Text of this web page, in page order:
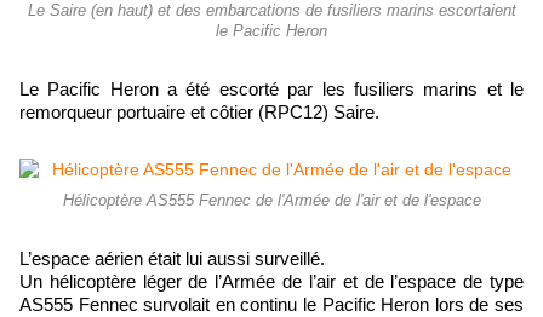
Le Saire (en haut) et des embarcations de fusiliers marins escortaient
le Pacific Heron
Le Pacific Heron a été escorté par les fusiliers marins et le
remorqueur portuaire et côtier (RPC12) Saire.
Hélicoptère AS555 Fennec de l'Armée de l'air et de l'espace
L’espace aérien était lui aussi surveillé.
Un hélicoptère léger de l’Armée de l’air et de l’espace de type
AS555 Fennec survolait en continu le Pacific Heron lors de ses